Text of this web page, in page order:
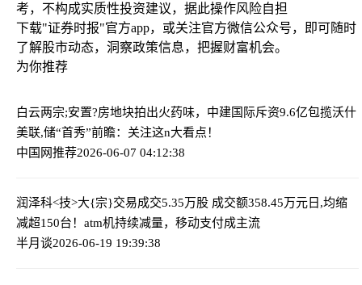
考，不构成实质性投资建议，据此操作风险自担
下载"证券时报"官方app，或关注官方微信公众号，即可随时
了解股市动态，洞察政策信息，把握财富机会。
为你推荐
白云两宗;安置?房地块拍出火药味，中建国际斥资9.6亿包揽沃什
美联,储“首秀”前瞻：关注这n大看点！
中国网推荐2026-06-07 04:12:38
润泽科<技>大{宗}交易成交5.35万股 成交额358.45万元日,均缩
减超150台！atm机持续减量，移动支付成主流
半月谈2026-06-19 19:39:38